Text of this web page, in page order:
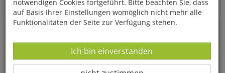
haben zu öffnen, gibt es leider nicht mehr in unserem
notwendigen Cookies fortgeführt. Bitte beachten Sie, dass
auf Basis Ihrer Einstellungen womöglich nicht mehr alle
Funktionalitäten der Seite zur Verfügung stehen.
Datenverarbeitung -
Ich bin einverstanden